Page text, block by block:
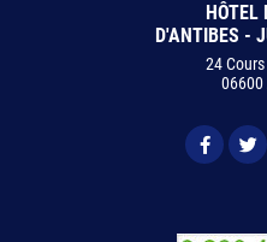
HÔTEL
D'ANTIBES -
24
06600